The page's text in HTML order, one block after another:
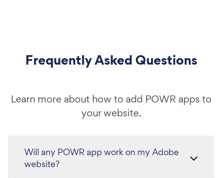
Frequently Asked Questions
Learn more about how to add POWR apps to
your website.
Will any POWR app work on my Adobe
website?